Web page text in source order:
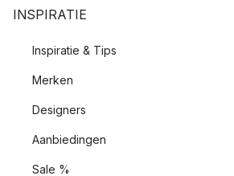
INSPIRATIE
Inspiratie & Tips
Merken
Designers
Aanbiedingen
Sale %